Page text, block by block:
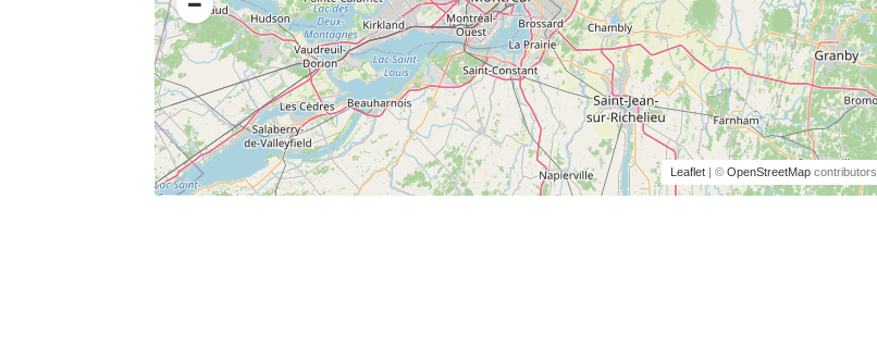
Leaflet| © OpenStreetMapcontributors